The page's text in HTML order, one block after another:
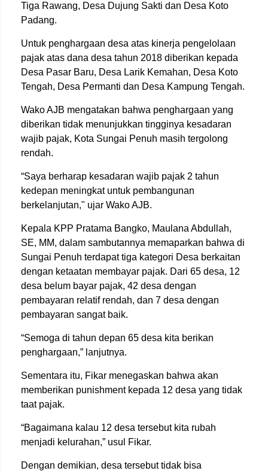
Tiga Rawang, Desa Dujung Sakti dan Desa Koto
Padang.
Untuk penghargaan desa atas kinerja pengelolaan
pajak atas dana desa tahun 2018 diberikan kepada
Desa Pasar Baru, Desa Larik Kemahan, Desa Koto
Tengah, Desa Permanti dan Desa Kampung Tengah.
Wako AJB mengatakan bahwa penghargaan yang
diberikan tidak menunjukkan tingginya kesadaran
wajib pajak, Kota Sungai Penuh masih tergolong
rendah.
“Saya berharap kesadaran wajib pajak 2 tahun
kedepan meningkat untuk pembangunan
berkelanjutan," ujar Wako AJB.
Kepala KPP Pratama Bangko, Maulana Abdullah,
SE, MM, dalam sambutannya memaparkan bahwa di
Sungai Penuh terdapat tiga kategori Desa berkaitan
dengan ketaatan membayar pajak. Dari 65 desa, 12
desa belum bayar pajak, 42 desa dengan
pembayaran relatif rendah, dan 7 desa dengan
pembayaran sangat baik.
“Semoga di tahun depan 65 desa kita berikan
penghargaan,” lanjutnya.
Sementara itu, Fikar menegaskan bahwa akan
memberikan punishment kepada 12 desa yang tidak
taat pajak.
“Bagaimana kalau 12 desa tersebut kita rubah
menjadi kelurahan,” usul Fikar.
Dengan demikian, desa tersebut tidak bisa